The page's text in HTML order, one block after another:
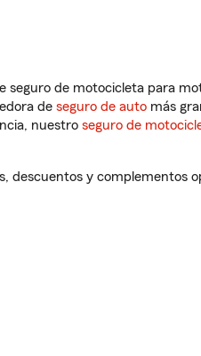
seguro de motocicleta para
de seguro de auto más
nuestro seguro de
descuentos y complementos